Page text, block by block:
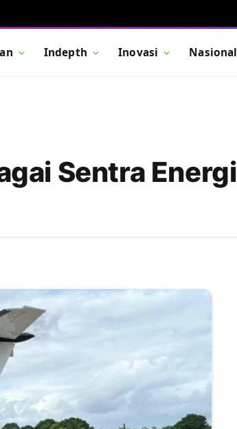
Indepth Inovasi Nasional
Sentra Energi